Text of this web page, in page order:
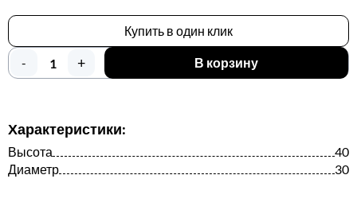
Купить в один клик
- + В корзину
Характеристики:
Высота
40
Диаметр
30